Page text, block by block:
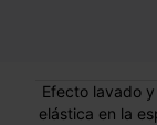
Efecto lavado
elástica en la